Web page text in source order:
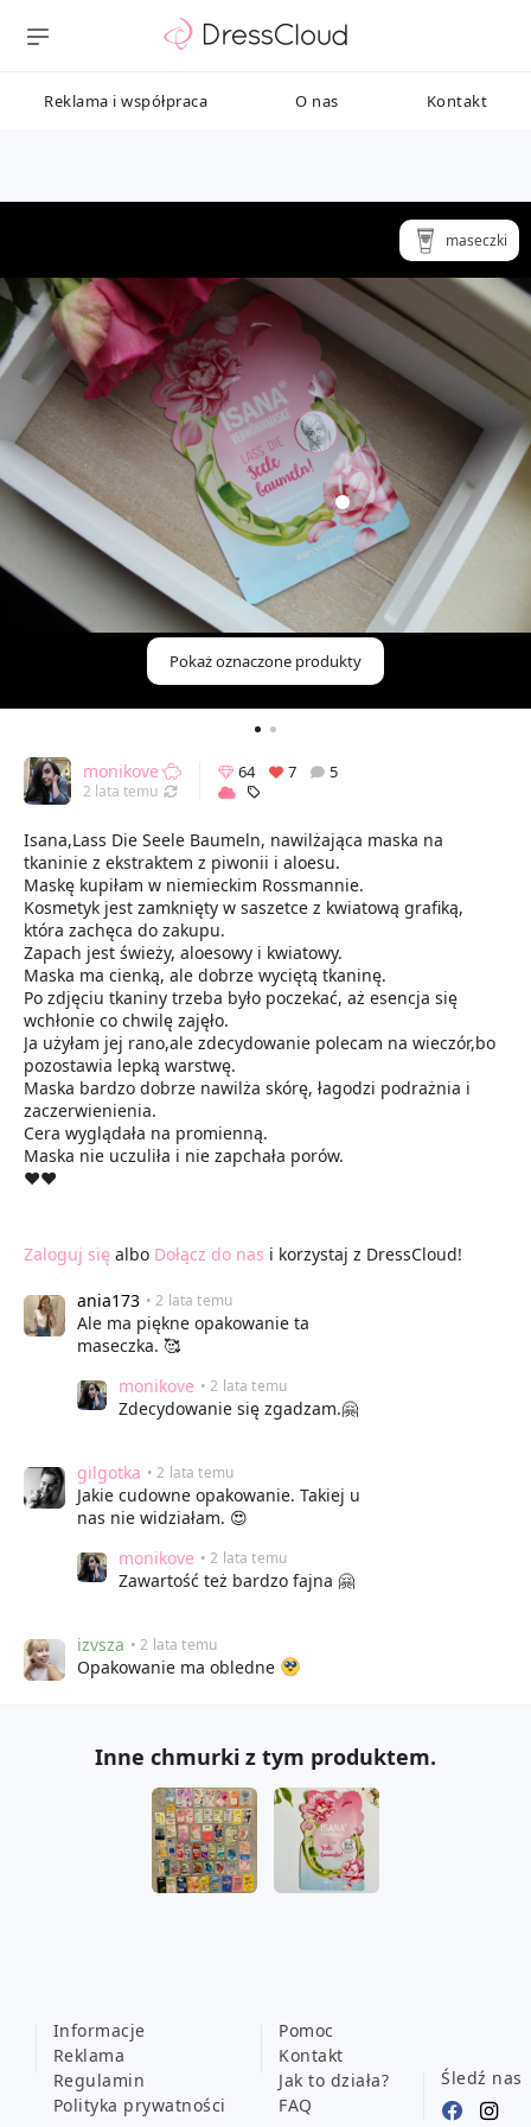
Reklama i współpraca O nas Kontakt
Pokaż oznaczone produkty
maseczki
monikove
2 lata temu Odświeżony 20.09.2023 21:47
64 7 5
Isana,Lass Die Seele Baumeln, nawilżająca maska na
tkaninie z ekstraktem z piwonii i aloesu.
Maskę kupiłam w niemieckim Rossmannie.
Kosmetyk jest zamknięty w saszetce z kwiatową grafiką,
która zachęca do zakupu.
Zapach jest świeży, aloesowy i kwiatowy.
Maska ma cienką, ale dobrze wyciętą tkaninę.
Po zdjęciu tkaniny trzeba było poczekać, aż esencja się
wchłonie co chwilę zajęło.
Ja użyłam jej rano,ale zdecydowanie polecam na wieczór,bo
pozostawia lepką warstwę.
Maska bardzo dobrze nawilża skórę, łagodzi podrażnia i
zaczerwienienia.
Cera wyglądała na promienną.
Maska nie uczuliła i nie zapchała porów.
❤️❤️
Zaloguj się albo Dołącz do nas i korzystaj z DressCloud!
ania173 • 2 lata temu
Ale ma piękne opakowanie ta
maseczka. 🥰
monikove • 2 lata temu
Zdecydowanie się zgadzam.🤗
gilgotka • 2 lata temu
Jakie cudowne opakowanie. Takiej u
nas nie widziałam. 😍
monikove • 2 lata temu
Zawartość też bardzo fajna 🤗
izvsza • 2 lata temu
Opakowanie ma obledne
Inne chmurki z tym produktem.
Informacje
Reklama
Regulamin
Polityka prywatności
Pomoc
Kontakt
Jak to działa?
FAQ
Śledź nas